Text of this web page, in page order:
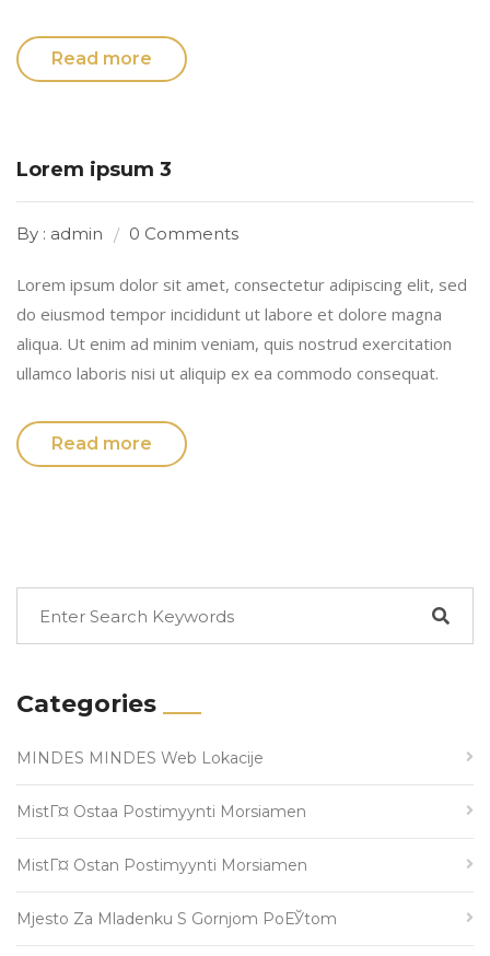
Read more
Lorem ipsum 3
By : admin 0 Comments
Lorem ipsum dolor sit amet, consectetur adipiscing elit, sed
do eiusmod tempor incididunt ut labore et dolore magna
aliqua. Ut enim ad minim veniam, quis nostrud exercitation
ullamco laboris nisi ut aliquip ex ea commodo consequat.
Read more
Categories
MINDES MINDES Web Lokacije
MistГ¤ Ostaa Postimyynti Morsiamen
MistГ¤ Ostan Postimyynti Morsiamen
Mjesto Za Mladenku S Gornjom PoЕЎtom